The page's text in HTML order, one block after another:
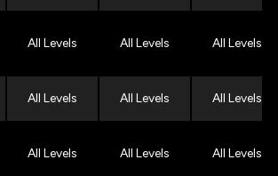
All Levels All Levels All Levels
All Levels All Levels All Levels
All Levels All Levels All Levels